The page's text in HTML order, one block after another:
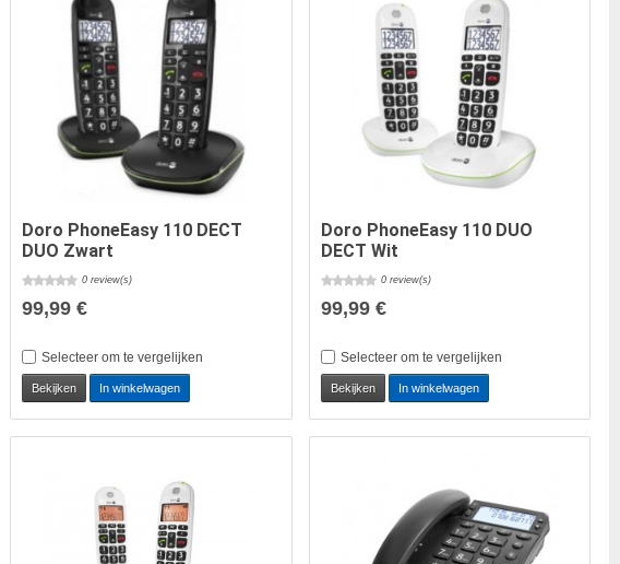
Doro PhoneEasy 110 DECT
DUO Zwart
0 review(s)
99,99 €
Selecteer om te vergelijken
Bekijken In winkelwagen
Doro PhoneEasy 110 DUO
DECT Wit
0 review(s)
99,99 €
Selecteer om te vergelijken
Bekijken In winkelwagen